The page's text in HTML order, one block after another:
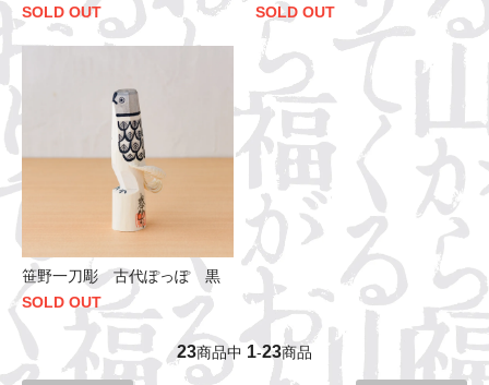
SOLD OUT
SOLD OUT
笹野一刀彫 古代ぽっぽ 黒
SOLD OUT
23商品中 1-23商品